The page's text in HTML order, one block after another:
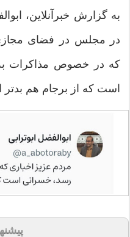
به گزارش خبرآنلاین،
در مجلس در فضای
که در خصوص مذاکرات
است که از برجام هم